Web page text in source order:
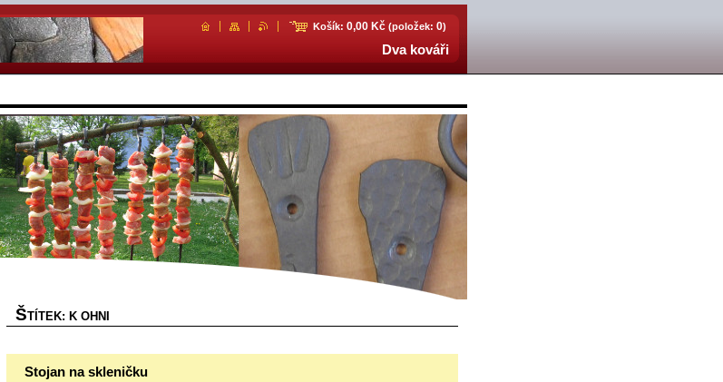
Košík: 0,00 Kč (položek: 0)
Dva kováři
ŠTÍTEK: K OHNI
Stojan na skleničku